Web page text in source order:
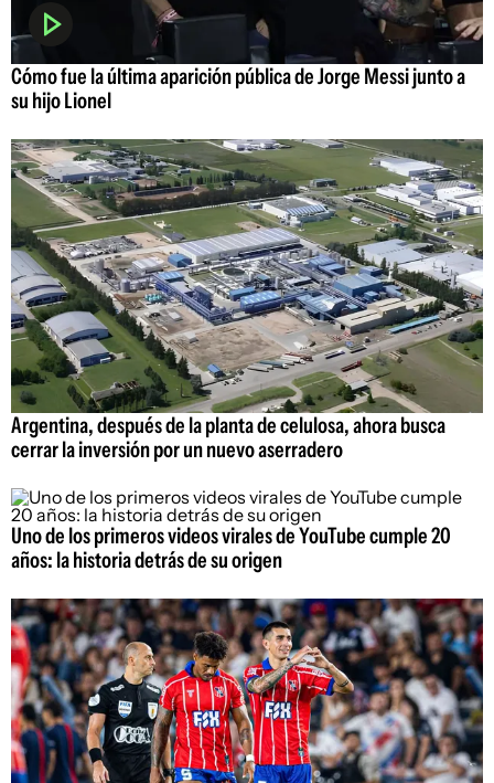
Cómo fue la última aparición pública de Jorge Messi junto a
su hijo Lionel
Argentina, después de la planta de celulosa, ahora busca
cerrar la inversión por un nuevo aserradero
Uno de los primeros videos virales de YouTube cumple 20
años: la historia detrás de su origen